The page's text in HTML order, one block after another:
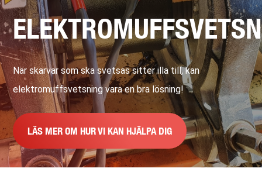
När skarvar som ska svetsas sitter illa till, kan
elektromuffsvetsning vara en bra lösning!
LÄS MER OM HUR VI KAN HJÄLPA DIG